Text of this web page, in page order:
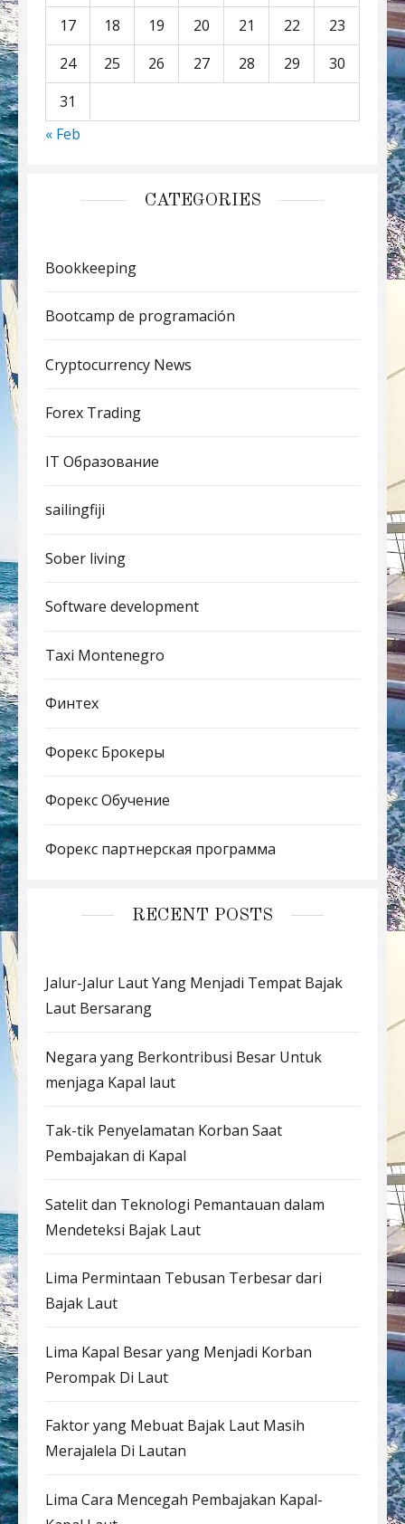
17
18 19 20 21 22
23
24
25 26 27 28 29
30
31
« Feb
CATEGORIES
Bookkeeping
Bootcamp de programación
Cryptocurrency News
Forex Trading
IT Образование
sailingfiji
Sober living
Software development
Taxi Montenegro
Финтех
Форекс Брокеры
Форекс Обучение
Форекс партнерская программа
RECENT POSTS
Jalur-Jalur Laut Yang Menjadi Tempat Bajak
Laut Bersarang
Negara yang Berkontribusi Besar Untuk
menjaga Kapal laut
Tak-tik Penyelamatan Korban Saat
Pembajakan di Kapal
Satelit dan Teknologi Pemantauan dalam
Mendeteksi Bajak Laut
Lima Permintaan Tebusan Terbesar dari
Bajak Laut
Lima Kapal Besar yang Menjadi Korban
Perompak Di Laut
Faktor yang Mebuat Bajak Laut Masih
Merajalela Di Lautan
Lima Cara Mencegah Pembajakan Kapal-